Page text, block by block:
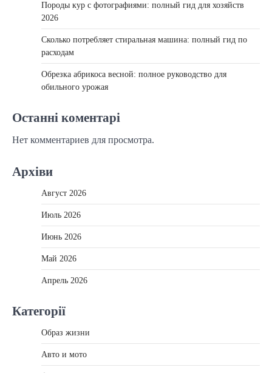
Породы кур с фотографиями: полный гид для хозяйств
2026
Сколько потребляет стиральная машина: полный гид по
расходам
Обрезка абрикоса весной: полное руководство для
обильного урожая
Останні коментарі
Нет комментариев для просмотра.
Архіви
Август 2026
Июль 2026
Июнь 2026
Май 2026
Апрель 2026
Категорії
Образ жизни
Авто и мото